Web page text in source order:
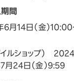
間
14日（金）
ルショップ） 2024
24日（金）9:59